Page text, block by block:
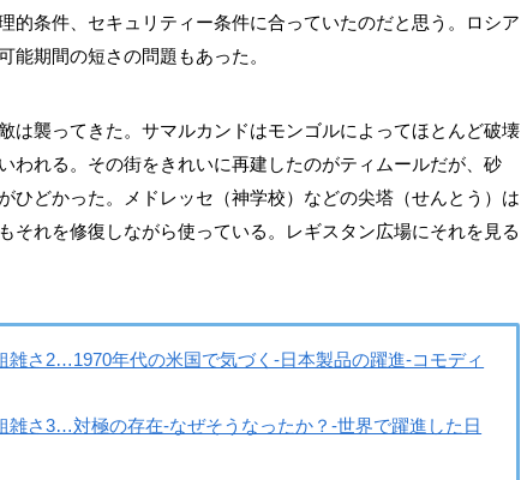
的条件、セキュリティー条件に合っていたのだと思う。ロシア
能期間の短さの問題もあった。
は襲ってきた。サマルカンドはモンゴルによってほとんど破壊
われる。その街をきれいに再建したのがティムールだが、砂
ひどかった。メドレッセ（神学校）などの尖塔（せんとう）は
それを修復しながら使っている。レギスタン広場にそれを見る
雑さ2…1970年代の米国で気づく‐日本製品の躍進‐コモディ
雑さ3…対極の存在‐なぜそうなったか？‐世界で躍進した日